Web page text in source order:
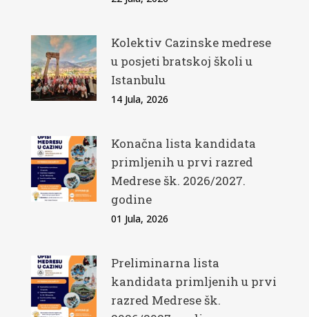
Kolektiv Cazinske medrese
u posjeti bratskoj školi u
Istanbulu
14 Jula, 2026
Konačna lista kandidata
primljenih u prvi razred
Medrese šk. 2026/2027.
godine
01 Jula, 2026
Preliminarna lista
kandidata primljenih u prvi
razred Medrese šk.